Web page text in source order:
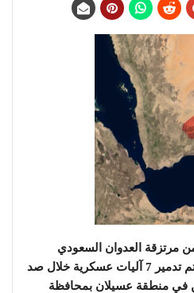
مصادر عن مصرع 45 من مرتزقة العدوان السعودي
الأمريكي وجرح آخرون، كما تم تدمير 7 آليات عسكرية خلال صد
في منطقة عسيلان بمحافظة